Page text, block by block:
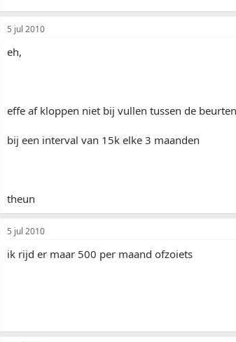
5 jul 2010
eh,
effe af kloppen niet bij vullen tussen de
bij een interval van 15k elke 3 maanden
theun
5 jul 2010
ik rijd er maar 500 per maand ofzoiets